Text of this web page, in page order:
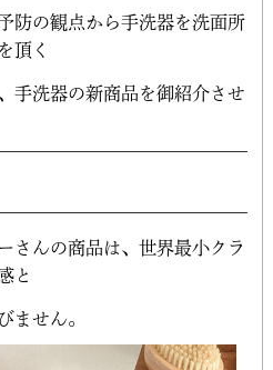
防の観点から手洗器を洗面所
頂く
手洗器の新商品を御紹介させ
さんの商品は、世界最小クラ
と
ません。